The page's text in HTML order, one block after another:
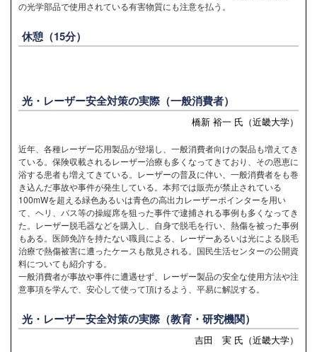
の光学部品で使用されている有害物質にも注意を払う。
休憩（15分）
光・レーザー安全対策の実際（一般消費者）
橋新 裕一 氏（近畿大学）
近年、各種レーザー応用製品が登場し、一般消費者向けの製品も増えてき
ている。保険収載されるレーザー治療も多くなってきており、その恩恵に
浴する患者も増えてきている。レーザーの普及に伴い、一般消費者をも巻
き込んだ事故や事件が発生している。本邦では販売が禁止されている
100mWを超える緑色あるいは青色の高出力レーザーポインターを用い
て、ヘリ、バス等の操縦席を狙った事件で逮捕される事例も多くなってき
た。レーザー脱毛器などを購入し、自身で脱毛を行い、熱傷を被った事例
もある。医師免許を持たない職員による、レーザーあるいは光による脱毛
治療で熱傷被害に遭ったケースも散見される。国民生活センターの公開資
料についても紹介する。
一般消費者が事故や事件に遭遇せず、レーザー製品の安全な使用方法や注
意事項を学んで、安心して使って頂けるよう、平易に解説する。
光・レーザー安全対策の実際（教育・研究機関）
吉田 実 氏（近畿大学）